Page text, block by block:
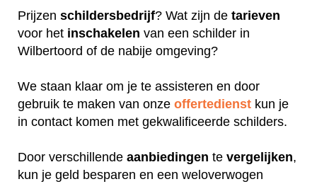
Prijzen schildersbedrijf? Wat zijn de tarieven
voor het inschakelen van een schilder in
Wilbertoord of de nabije omgeving?
We staan klaar om je te assisteren en door
gebruik te maken van onze offertedienst kun je
in contact komen met gekwalificeerde schilders.
Door verschillende aanbiedingen te vergelijken,
kun je geld besparen en een weloverwogen